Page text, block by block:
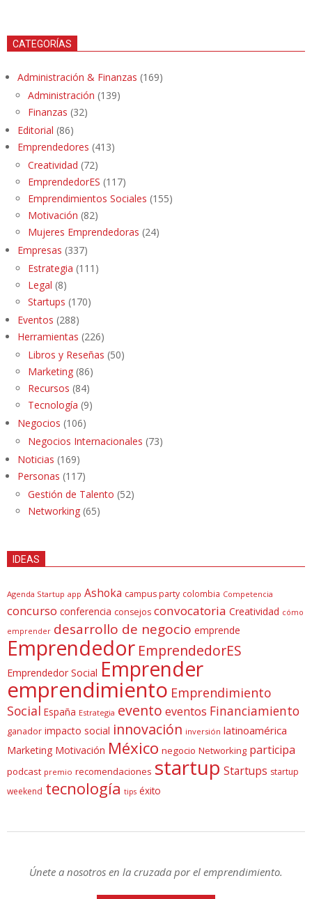
CATEGORÍAS
Administración & Finanzas (169)
Administración (139)
Finanzas (32)
Editorial (86)
Emprendedores (413)
Creatividad (72)
EmprendedorES (117)
Emprendimientos Sociales (155)
Motivación (82)
Mujeres Emprendedoras (24)
Empresas (337)
Estrategia (111)
Legal (8)
Startups (170)
Eventos (288)
Herramientas (226)
Libros y Reseñas (50)
Marketing (86)
Recursos (84)
Tecnología (9)
Negocios (106)
Negocios Internacionales (73)
Noticias (169)
Personas (117)
Gestión de Talento (52)
Networking (65)
IDEAS
Agenda Startup app Ashoka campus party colombia Competencia
concurso conferencia consejos convocatoria Creatividad cómo
emprender desarrollo de negocio emprende
Emprendedor EmprendedorES
Emprendedor Social Emprender
emprendimiento Emprendimiento
Social España Estrategia evento eventos Financiamiento
ganador impacto social innovación inversión latinoamérica
Marketing Motivación México negocio Networking participa
podcast premio recomendaciones startup Startups startup
weekend tecnología tips éxito
Únete a nosotros en la cruzada por el emprendimiento.